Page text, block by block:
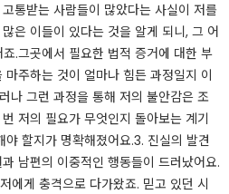
통받는 사람들이 많았다는 사실이 저를
은 이들이 있다는 것을 알게 되니, 그 어
.​그곳에서 필요한 법적 증거에 대한 부
주하는 것이 얼마나 힘든 과정일지 이
나 그런 과정을 통해 저의 불안감은 조
저의 필요가 무엇인지 돌아보는 계기
할지가 명확해졌어요.​3. 진실의 발견
남편의 이중적인 행동들이 드러났어요.
에게 충격으로 다가왔죠. 믿고 있던 시